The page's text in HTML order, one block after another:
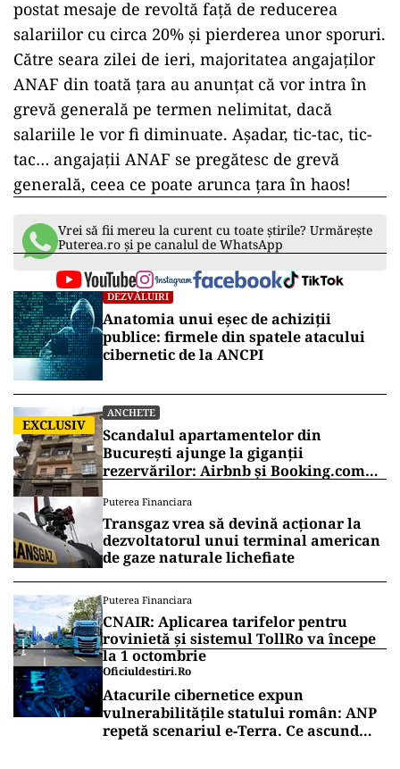
postat mesaje de revoltă față de reducerea
salariilor cu circa 20% și pierderea unor sporuri.
Către seara zilei de ieri, majoritatea angajaților
ANAF din toată țara au anunțat că vor intra în
grevă generală pe termen nelimitat, dacă
salariile le vor fi diminuate. Așadar, tic-tac, tic-
tac… angajații ANAF se pregătesc de grevă
generală, ceea ce poate arunca țara în haos!
Vrei să fii mereu la curent cu toate știrile? Urmărește
Puterea.ro și pe canalul de WhatsApp
DEZVĂLUIRI
Anatomia unui eșec de achiziții
publice: firmele din spatele atacului
cibernetic de la ANCPI
EXCLUSIV
ANCHETE
Scandalul apartamentelor din
București ajunge la giganții
rezervărilor: Airbnb și Booking.com
Puterea Financiara
Transgaz vrea să devină acționar la
dezvoltatorul unui terminal american
de gaze naturale lichefiate
Puterea Financiara
CNAIR: Aplicarea tarifelor pentru
rovinietă și sistemul TollRo va începe
la 1 octombrie
Oficiuldestiri.ro
Atacurile cibernetice expun
vulnerabilitățile statului român: ANP
repetă scenariul e‑Terra. Ce ascund